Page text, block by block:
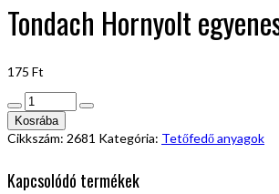
Tondach Hornyolt
175 Ft
Tondach
Hornyolt
egyenes
v.
mennyiség
Kosrába
Cikkszám: 2681 Kategória: Tetőfedő anyagok
Kapcsolódó termékek